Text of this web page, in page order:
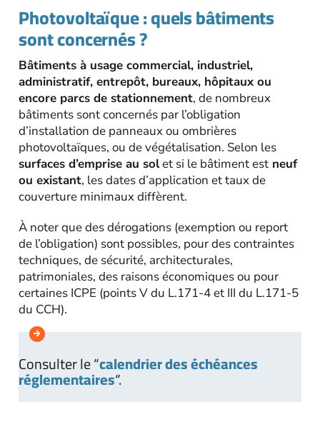
Photovoltaïque : quels bâtiments
sont concernés ?
Bâtiments à usage commercial, industriel,
administratif, entrepôt, bureaux, hôpitaux ou
encore parcs de stationnement, de nombreux
bâtiments sont concernés par l’obligation
d’installation de panneaux ou ombrières
photovoltaïques, ou de végétalisation. Selon les
surfaces d’emprise au solet si le bâtiment est neuf
ou existant, les dates d’application et taux de
couverture minimaux diffèrent.
À noter que des dérogations (exemption ou report
de l’obligation) sont possibles, pour des contraintes
techniques, de sécurité, architecturales,
patrimoniales, des raisons économiques ou pour
certaines ICPE (points V du L.171-4 et III du L.171-5
du CCH).
Consulter le “calendrier des échéances
réglementaires“.